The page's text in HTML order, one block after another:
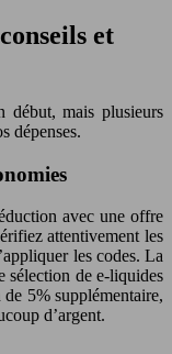
et
début, mais plusieurs
dépenses.
avec une offre
attentivement les
les codes. La
sélection de e-liquides
5% supplémentaire,
d’argent.